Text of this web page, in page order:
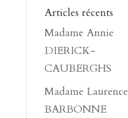
Articles récents
Madame Annie
DIERICK-
CAUBERGHS
Madame Laurence
BARBONNE